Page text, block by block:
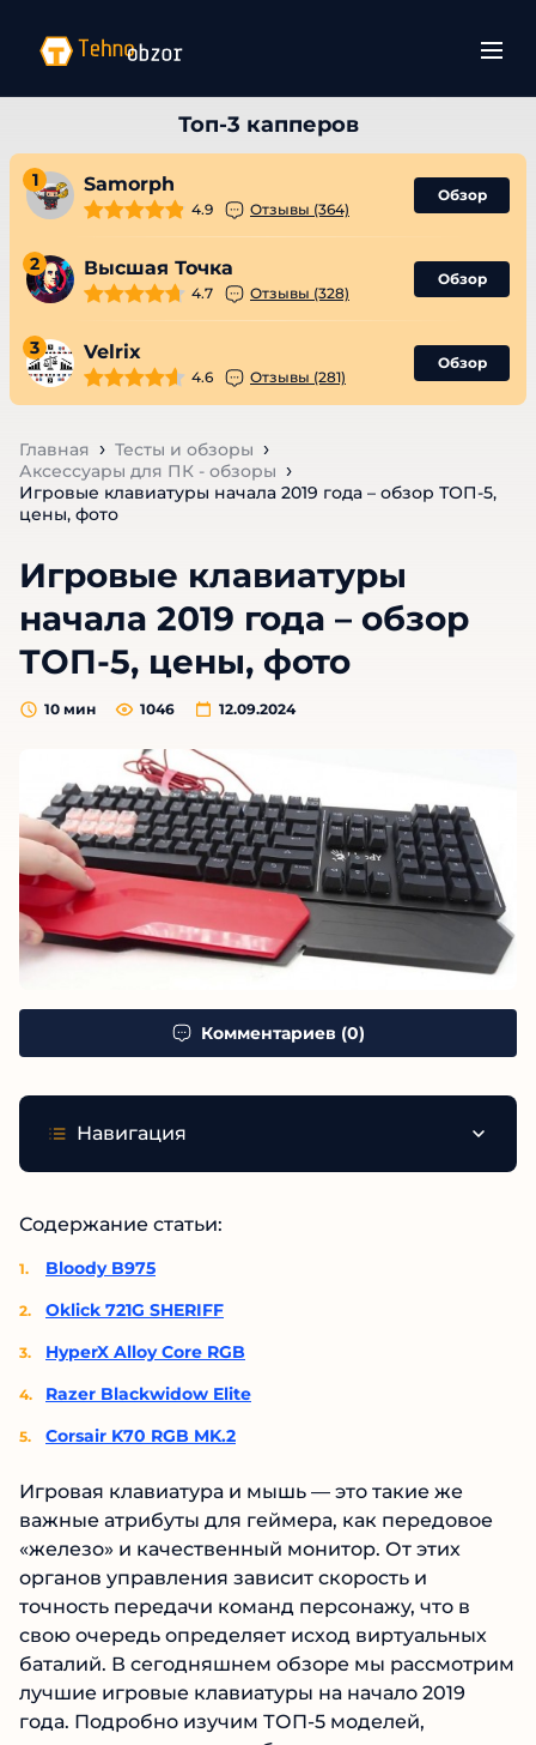
1 Samorph
4.9 Отзывы (364)
Обзор
2 Высшая Точка
4.7 Отзывы (328)
Обзор
3 Velrix
4.6 Отзывы (281)
Обзор
Главная
Тесты и обзоры
Аксессуары для ПК - обзоры
Игровые клавиатуры начала 2019 года – обзор ТОП-5,
цены, фото
Игровые клавиатуры
начала 2019 года – обзор
ТОП-5, цены, фото
12.09.2024
10 мин 1046
Комментариев (0)
Навигация
Содержание статьи:
Bloody B975
Oklick 721G SHERIFF
HyperX Alloy Core RGB
Razer Blackwidow Elite
Corsair K70 RGB MK.2
Игровая клавиатура и мышь — это такие же
важные атрибуты для геймера, как передовое
«железо» и качественный монитор. От этих
органов управления зависит скорость и
точность передачи команд персонажу, что в
свою очередь определяет исход виртуальных
баталий. В сегодняшнем обзоре мы рассмотрим
лучшие игровые клавиатуры на начало 2019
года. Подробно изучим ТОП-5 моделей,